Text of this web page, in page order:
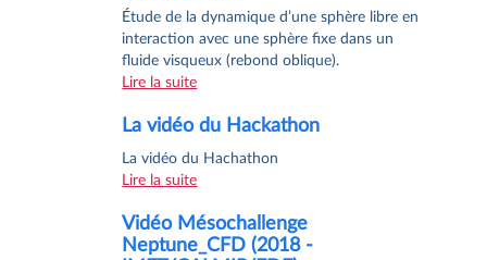
Étude de la dynamique d’une sphère libre en
interaction avec une sphère fixe dans un
fluide visqueux (rebond oblique).
Lire la suite
La vidéo du Hackathon
La vidéo du Hachathon
Lire la suite
Vidéo Mésochallenge
Neptune_CFD (2018 -